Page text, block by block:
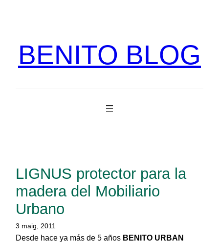
BENITO BLOG
LIGNUS protector para la
madera del Mobiliario
Urbano
3 maig, 2011
Desde hace ya más de 5 años BENITO URBAN